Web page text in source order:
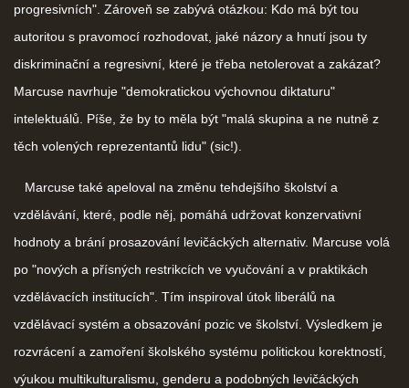
progresivních". Zároveň se zabývá otázkou: Kdo má být tou
autoritou s pravomocí rozhodovat, jaké názory a hnutí jsou ty
diskriminační a regresivní, které je třeba netolerovat a zakázat?
Marcuse navrhuje "demokratickou výchovnou diktaturu"
intelektuálů. Píše, že by to měla být "malá skupina a ne nutně z
těch volených reprezentantů lidu" (sic!).
Marcuse také apeloval na změnu tehdejšího školství a
vzdělávání, které, podle něj, pomáhá udržovat konzervativní
hodnoty a brání prosazování levičáckých alternativ. Marcuse volá
po "nových a přísných restrikcích ve vyučování a v praktikách
vzdělávacích institucích". Tím inspiroval útok liberálů na
vzdělávací systém a obsazování pozic ve školství. Výsledkem je
rozvrácení a zamoření školského systému politickou korektností,
výukou multikulturalismu, genderu a podobných levičáckých